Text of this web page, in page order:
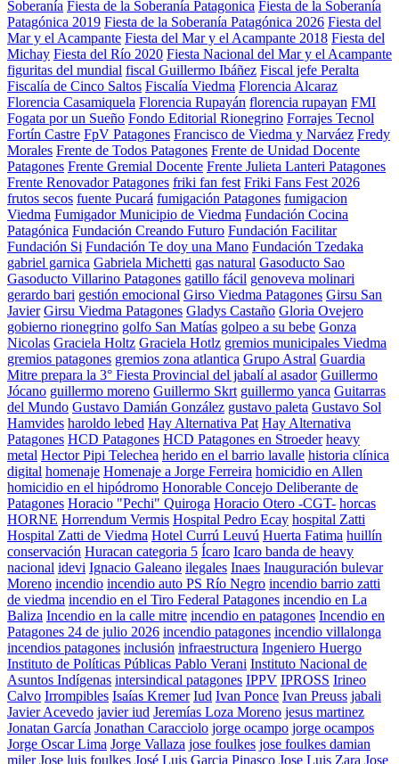
Soberanía Fiesta de la Soberanía Patagonica Fiesta de la Soberanía
Patagónica 2019 Fiesta de la Soberanía Patagónica 2026 Fiesta del
Mar y el Acampante Fiesta del Mar y el Acampante 2018 Fiesta del
Michay Fiesta del Río 2020 Fiesta Nacional del Mar y el Acampante
figuritas del mundial fiscal Guillermo Ibáñez Fiscal jefe Peralta
Fiscalía de Cinco Saltos Fiscalía Viedma Florencia Alcaraz
Florencia Casamiquela Florencia Rupayán florencia rupayan FMI
Fogata por un Sueño Fondo Editorial Rionegrino Forrajes Tecnol
Fortín Castre FpV Patagones Francisco de Viedma y Narváez Fredy
Morales Frente de Todos Patagones Frente de Unidad Docente
Patagones Frente Gremial Docente Frente Julieta Lanteri Patagones
Frente Renovador Patagones friki fan fest Friki Fans Fest 2026
frutos secos fuente Pucará fumigación Patagones fumigacion
Viedma Fumigador Municipio de Viedma Fundación Cocina
Patagónica Fundación Creando Futuro Fundación Facilitar
Fundación Si Fundación Te doy una Mano Fundación Tzedaka
gabriel garnica Gabriela Michetti gas natural Gasoducto Sao
Gasoducto Villarino Patagones gatillo fácil genoveva molinari
gerardo bari gestión emocional Girso Viedma Patagones Girsu San
Javier Girsu Viedma Patagones Gladys Castaño Gloria Ovejero
gobierno rionegrino golfo San Matías golpeo a su bebe Gonza
Nicolas Graciela Holtz Graciela Hotlz gremios municipales Viedma
gremios patagones gremios zona atlantica Grupo Astral Guardia
Mitre prepara la 3° Fiesta Provincial del jabalí al asador Guillermo
Jócano guillermo moreno Guillermo Skrt guillermo yanca Guitarras
del Mundo Gustavo Damián González gustavo paleta Gustavo Sol
Hamvides haroldo lebed Hay Alternativa Pat Hay Alternativa
Patagones HCD Patagones HCD Patagones en Stroeder heavy
metal Hector Pipi Telechea herido en el barrio lavalle historia clínica
digital homenaje Homenaje a Jorge Ferreira homicidio en Allen
homicidio en el hipódromo Honorable Concejo Deliberante de
Patagones Horacio "Pechi" Quiroga Horacio Otero -CGT- horcas
HORNE Horrendum Vermis Hospital Pedro Ecay hospital Zatti
Hospital Zatti de Viedma Hotel Currú Leuvú Huerta Fatima huillín
conservación Huracan categoria 5 Ícaro Icaro banda de heavy
nacional idevi Ignacio Galeano ilegales Inaes Inauguración bulevar
Moreno incendio incendio auto PS Río Negro incendio barrio zatti
de viedma incendio en el Tiro Federal Patagones incendio en La
Baliza Incendio en la calle mitre incendio en patagones Incendio en
Patagones 24 de julio 2026 incendio patagones incendio villalonga
incendios patagones inclusión infraestructura Ingeniero Huergo
Instituto de Políticas Públicas Pablo Verani Instituto Nacional de
Asuntos Indígenas intersindical patagones IPPV IPROSS Irineo
Calvo Irrompibles Isaías Kremer Iud Ivan Ponce Ivan Preuss jabali
Javier Acevedo javier iud Jeremías Loza Moreno jesus martinez
Jonatan García Jonathan Caracciolo jorge ocampo jorge ocampos
Jorge Oscar Lima Jorge Vallaza jose foulkes jose foulkes damian
miler Jose luis foulkes José Luis Garcia Pinasco Jose Luis Zara Jose